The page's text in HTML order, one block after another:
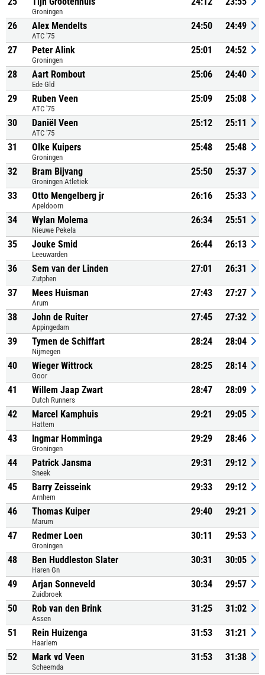
Groningen
26 Alex Mendelts
ATC '75
24:50 24:49
27 Peter Alink
Groningen
25:01 24:52
28 Aart Rombout
Ede Gld
25:06 24:40
29 Ruben Veen
ATC '75
25:09 25:08
30 Daniël Veen
ATC '75
25:12 25:11
31 Olke Kuipers
Groningen
25:48 25:48
32 Bram Bijvang
Groningen Atletiek
25:50 25:37
33 Otto Mengelberg jr
Apeldoorn
26:16 25:33
34 Wylan Molema
Nieuwe Pekela
26:34 25:51
35 Jouke Smid
Leeuwarden
26:44 26:13
36 Sem van der Linden
Zutphen
27:01 26:31
37 Mees Huisman
Arum
27:43 27:27
38 John de Ruiter
Appingedam
27:45 27:32
39 Tymen de Schiffart
Nijmegen
28:24 28:04
40 Wieger Wittrock
Goor
28:25 28:14
41 Willem Jaap Zwart
Dutch Runners
28:47 28:09
42 Marcel Kamphuis
Hattem
29:21 29:05
43 Ingmar Homminga
Groningen
29:29 28:46
44 Patrick Jansma
Sneek
29:31 29:12
45 Barry Zeisseink
Arnhem
29:33 29:12
46 Thomas Kuiper
Marum
29:40 29:21
47 Redmer Loen
Groningen
30:11 29:53
48 Ben Huddleston Slater
Haren Gn
30:31 30:05
49 Arjan Sonneveld
Zuidbroek
30:34 29:57
50 Rob van den Brink
Assen
31:25 31:02
51 Rein Huizenga
Haarlem
31:53 31:21
52 Mark vd Veen
Scheemda
31:53 31:38